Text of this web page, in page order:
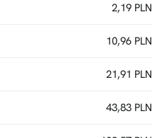
2,19 PLN
10,96 PLN
21,91 PLN
43,83 PLN